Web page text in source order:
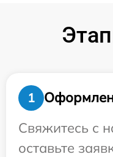
1
Свяжитесь с
оставьте